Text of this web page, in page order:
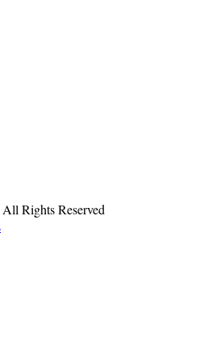
Rights Reserved